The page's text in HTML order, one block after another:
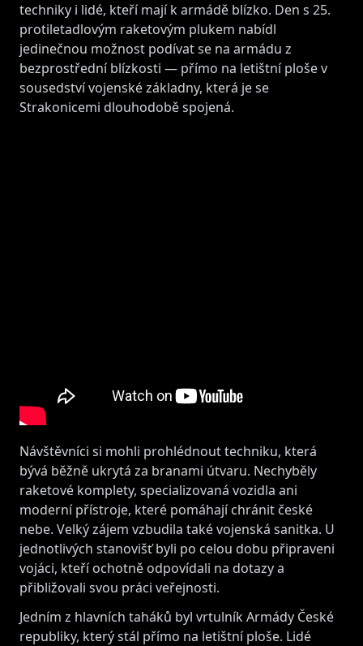
techniky i lidé, kteří mají k armádě blízko. Den s 25.
protiletadlovým raketovým plukem nabídl
jedinečnou možnost podívat se na armádu z
bezprostřední blízkosti — přímo na letištní ploše v
sousedství vojenské základny, která je se
Strakonicemi dlouhodobě spojená.
Návštěvníci si mohli prohlédnout techniku, která
bývá běžně ukrytá za branami útvaru. Nechyběly
raketové komplety, specializovaná vozidla ani
moderní přístroje, které pomáhají chránit české
nebe. Velký zájem vzbudila také vojenská sanitka. U
jednotlivých stanovišť byli po celou dobu připraveni
vojáci, kteří ochotně odpovídali na dotazy a
přibližovali svou práci veřejnosti.
Jedním z hlavních taháků byl vrtulník Armády České
republiky, který stál přímo na letištní ploše. Lidé